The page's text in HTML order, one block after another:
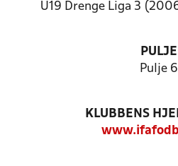
U19 Drenge Liga 3
PULJE
Pulje 6
KLUBBENS